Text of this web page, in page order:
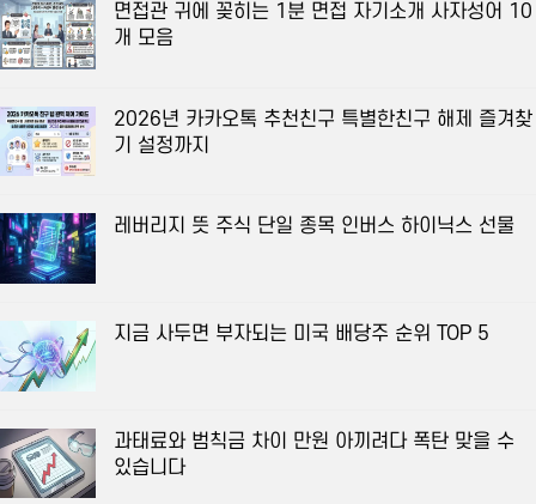
면접관 귀에 꽂히는 1분 면접 자기소개 사자성어 10
개 모음
2026년 카카오톡 추천친구 특별한친구 해제 즐겨찾
기 설정까지
레버리지 뜻 주식 단일 종목 인버스 하이닉스 선물
지금 사두면 부자되는 미국 배당주 순위 TOP 5
과태료와 범칙금 차이 만원 아끼려다 폭탄 맞을 수
있습니다